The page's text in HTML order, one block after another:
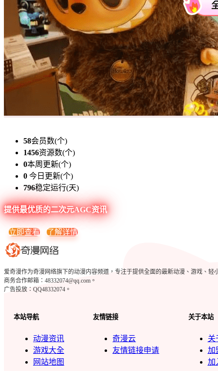
58会员数(个)
1456资源数(个)
0本周更新(个)
0 今日更新(个)
796稳定运行(天)
提供最优质的二次元AGC资讯
立即查看 了解详情
爱奇漫作为奇漫网络旗下的动漫内容频道，专注于提供全面的最新动漫、游戏、轻
商务合作邮箱：48332074@qq.com。
广告投放：QQ48332074。
本站导航
动漫资讯
游戏大全
网站地图
友情链接
奇漫云
友情链接申请
关于本站
关
加
加